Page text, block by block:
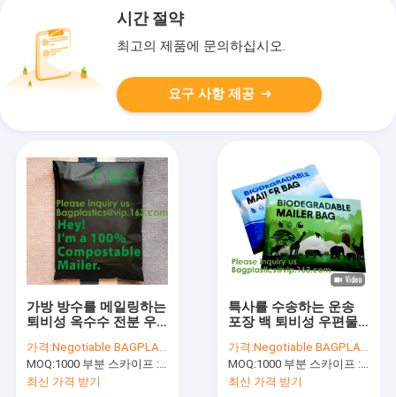
시간 절약
최고의 제품에 문의하십시오.
요구 사항 제공
가방 방수를 메일링하는
퇴비성 옥수수 전분 우
해된 Eco 봉투 포스탈은
특사 가방을 자체 봉합
합니다
가격:Negotiable BAGPLASTICS@YAHOO.COM
MOQ:1000 부분 스카이프 : 마이데아르닐
최신 가격 받기
특사를 수송하는 운송
포장 백 퇴비성 우편물
방 플라스틱 엔벨로프
가격:Negotiable BAGPLASTICS@YAHOO.COM
MOQ:1000 부분 스카이프 : 마이데아르닐
최신 가격 받기